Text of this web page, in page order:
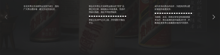
在北京茅台文化研究会支持下成立，面向
广大茅台爱好者，建立文化交流社区。
联合北京茅台文化研究会推出的“同甘”品
牌正式注册，陆续推出26款酒具。凭借不
同设计风格，满足不同饮用场景。
茅友公社APP正式上线，并开通官方微信
平台。
成为京东自营合作伙伴，为更多的茅台爱
好者提供老酒支持。
与保利、永乐、苏富比等专业拍卖机构展
开合作，茅台老酒拍卖市场逐步打开，不
断满足更多茅台收藏爱好者的不同需求。